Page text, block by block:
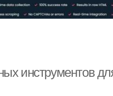
инструментов